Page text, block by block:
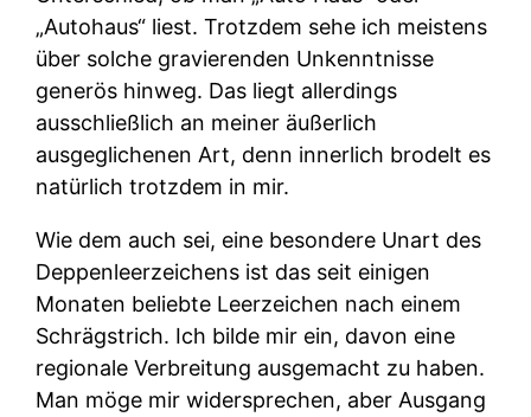
„Autohaus“ liest. Trotzdem sehe ich meistens
über solche gravierenden Unkenntnisse
generös hinweg. Das liegt allerdings
ausschließlich an meiner äußerlich
ausgeglichenen Art, denn innerlich brodelt es
natürlich trotzdem in mir.
Wie dem auch sei, eine besondere Unart des
Deppenleerzeichens ist das seit einigen
Monaten beliebte Leerzeichen nach einem
Schrägstrich. Ich bilde mir ein, davon eine
regionale Verbreitung ausgemacht zu haben.
Man möge mir widersprechen, aber Ausgang